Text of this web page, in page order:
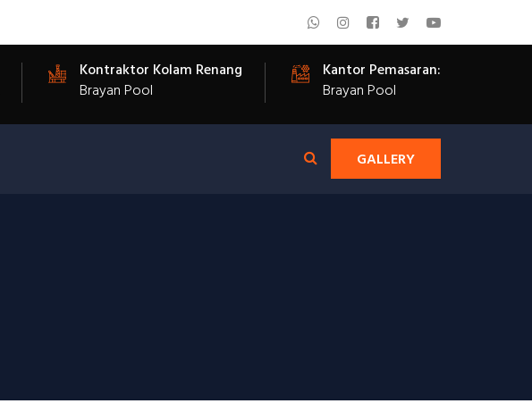
Kontraktor Kolam Renang
Brayan Pool
Kantor Pemasaran:
Brayan Pool
GALLERY